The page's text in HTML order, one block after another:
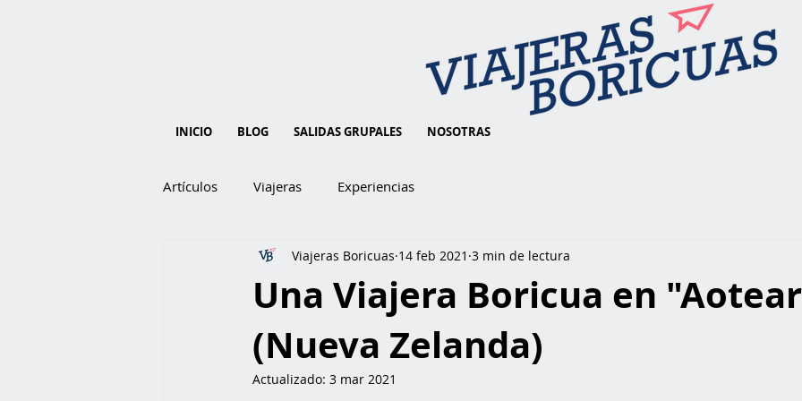
INICIO BLOG SALIDAS GRUPALES NOSOTRAS
Artículos Viajeras Experiencias
Una Viajera Boricua en
(Nueva Zelanda)
Viajeras Boricuas 14 feb 2021 3 min de lectura
Actualizado: 3 mar 2021